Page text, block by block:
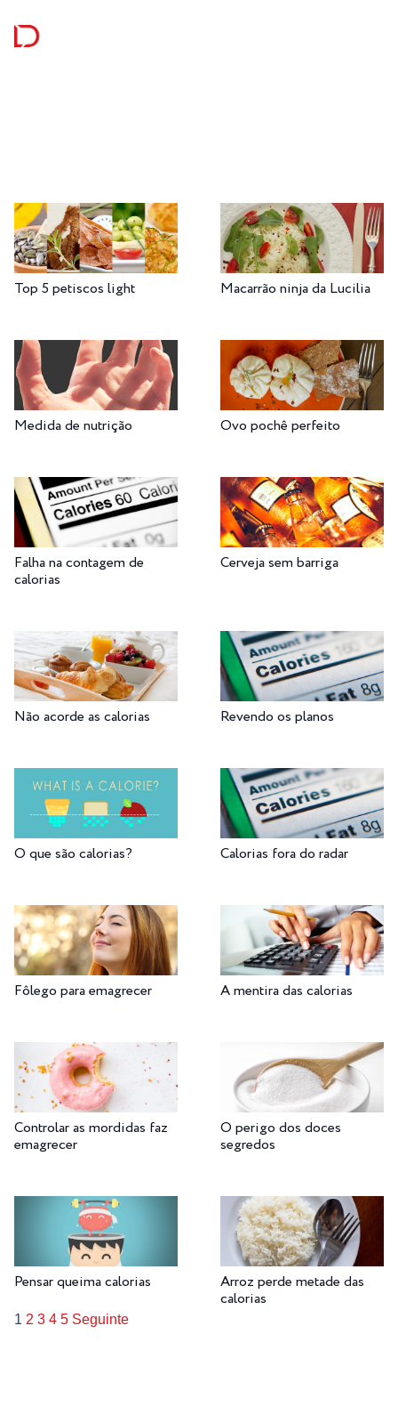
Top 5 petiscos light Macarrão ninja da Lucilia
Medida de nutrição Ovo pochê perfeito
Falha na contagem de
calorias
Cerveja sem barriga
Não acorde as calorias Revendo os planos
O que são calorias? Calorias fora do radar
Fôlego para emagrecer A mentira das calorias
Controlar as mordidas faz
emagrecer
O perigo dos doces
segredos
Pensar queima calorias
Arroz perde metade das
calorias
1 2 3 4 5 Seguinte